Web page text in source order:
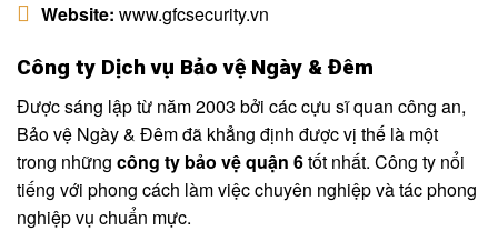
Website: www.gfcsecurity.vn
Công ty Dịch vụ Bảo vệ Ngày & Đêm
Được sáng lập từ năm 2003 bởi các cựu sĩ quan công an,
Bảo vệ Ngày & Đêm đã khẳng định được vị thế là một
trong những công ty bảo vệ quận 6tốt nhất. Công ty nổi
tiếng với phong cách làm việc chuyên nghiệp và tác phong
nghiệp vụ chuẩn mực.